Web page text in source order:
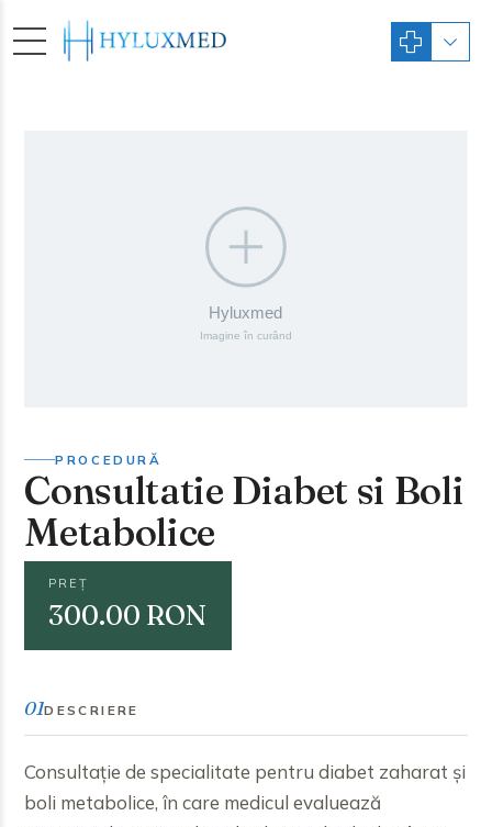
PROCEDURĂ
Consultatie Diabet si Boli
Metabolice
PREȚ
300.00 RON
01DESCRIERE
Consultație de specialitate pentru diabet zaharat și
boli metabolice, în care medicul evaluează